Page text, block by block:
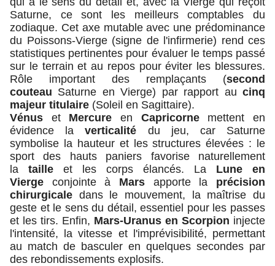
Saturne, ce sont les meilleurs comptables du
zodiaque. Cet axe mutable avec une prédominance
du Poissons-Vierge (signe de l'infirmerie) rend ces
statistiques pertinentes pour évaluer le temps passé
sur le terrain et au repos pour éviter les blessures.
Rôle important des remplaçants (second
couteau Saturne en Vierge) par rapport au cinq
majeur titulaire (Soleil en Sagittaire).
Vénus et Mercure en Capricornemettent en
évidence laverticalité du jeu, car Saturne
symbolise la hauteur et les structures élevées : le
sport des hauts paniers favorise naturellement
la taille et les corps élancés. La Lune en
Vierge conjointe à Mars apporte la précision
chirurgicale dans le mouvement, la maîtrise du
geste et le sens du détail, essentiel pour les passes
et les tirs. Enfin, Mars-Uranus en Scorpion injecte
l'intensité, la vitesse et l'imprévisibilité, permettant
au match de basculer en quelques secondes par
des rebondissements explosifs.